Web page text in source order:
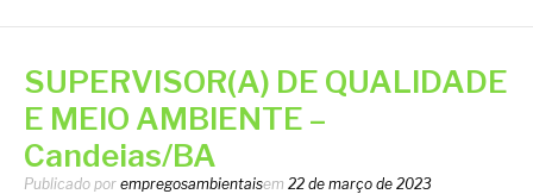
SUPERVISOR(A) DE QUALIDADE
E MEIO AMBIENTE –
Candeias/BA
Publicado por empregosambientaisem 22 de março de 2023